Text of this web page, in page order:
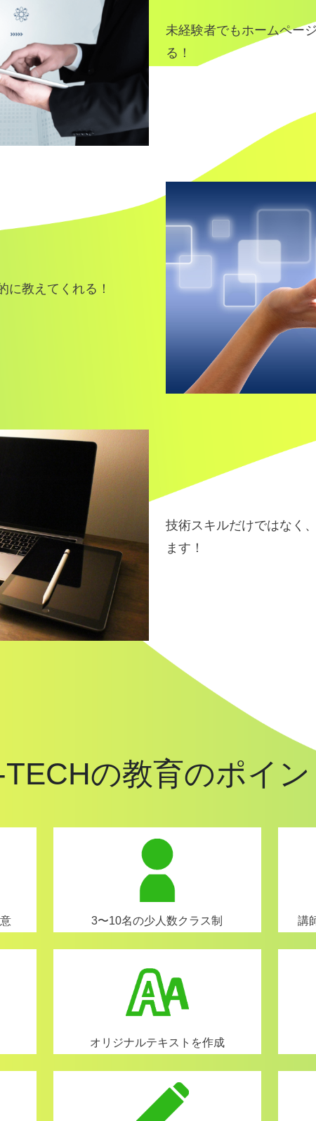
未経験者でもホームペー
る！
に教えてくれる！
技術スキルだけではなく
ます！
の教育のポイ
3〜10名の少人数クラス制 講
オリジナルテキストを作成